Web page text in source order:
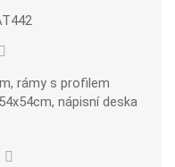
rámy s profilem
nápisní deska